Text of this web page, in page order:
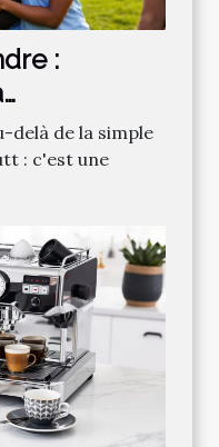
:
golf
delà de la simple
: c'est une